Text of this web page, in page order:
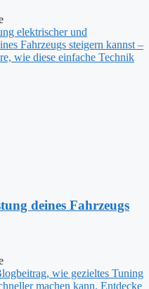
deines Fahrzeugs